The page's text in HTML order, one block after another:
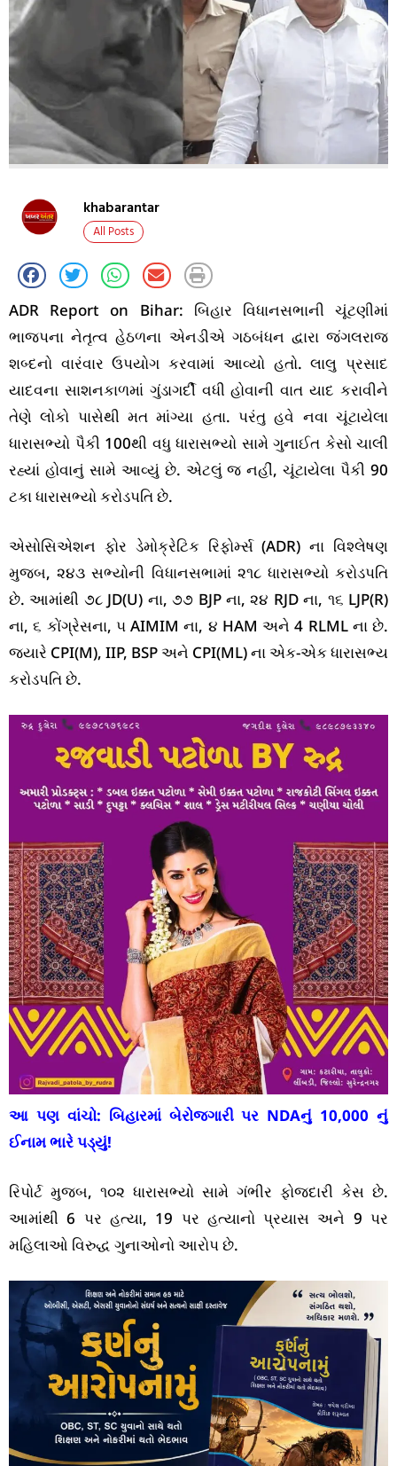
khabarantar
All Posts
ADR Report on Bihar: બિહાર વિધાનસભાની ચૂંટણીમાં
ભાજપના નેતૃત્વ હેઠળના એનડીએ ગઠબંધન દ્વારા જંગલરાજ
શબ્દનો વારંવાર ઉપયોગ કરવામાં આવ્યો હતો. લાલુ પ્રસાદ
યાદવના સાશનકાળમાં ગુંડાગર્દી વધી હોવાની વાત યાદ કરાવીને
તેણે લોકો પાસેથી મત માંગ્યા હતા. પરંતુ હવે નવા ચૂંટાયેલા
ધારાસભ્યો પૈકી 100થી વધુ ધારાસભ્યો સામે ગુનાઈત કેસો ચાલી
રહ્યાં હોવાનું સામે આવ્યું છે. એટલું જ નહીં, ચૂંટાયેલા પૈકી 90
ટકા ધારાસભ્યો કરોડપતિ છે.
એસોસિએશન ફોર ડેમોક્રેટિક રિફોર્મ્સ (ADR) ના વિશ્લેષણ
મુજબ, ૨૪૩ સભ્યોની વિધાનસભામાં ૨૧૮ ધારાસભ્યો કરોડપતિ
છે. આમાંથી ૭૮ JD(U) ના, ૭૭ BJP ના, ૨૪ RJD ના, ૧૬ LJP(R)
ના, ૬ કોંગ્રેસના, ૫ AIMIM ના, ૪ HAM અને 4 RLML ના છે.
જ્યારે CPI(M), IIP, BSP અને CPI(ML) ના એક-એક ધારાસભ્ય
કરોડપતિ છે.
આ પણ વાંચો: બિહારમાં બેરોજગારી પર NDAનું 10,000 નું
ઈનામ ભારે પડ્યું!
રિપોર્ટ મુજબ, ૧૦૨ ધારાસભ્યો સામે ગંભીર ફોજદારી કેસ છે.
આમાંથી 6 પર હત્યા, 19 પર હત્યાનો પ્રયાસ અને 9 પર
મહિલાઓ વિરુદ્ધ ગુનાઓનો આરોપ છે.